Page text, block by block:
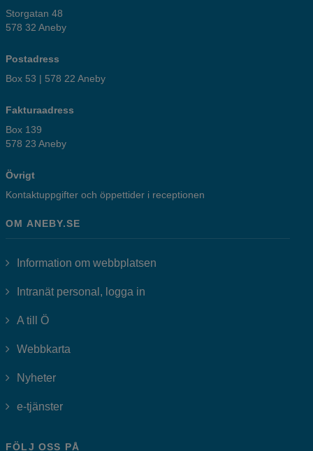
Storgatan 48
578 32 Aneby
Postadress
Box 53 | 578 22 Aneby
Fakturaadress
Box 139
578 23 Aneby
Övrigt
Kontaktuppgifter och öppettider i receptionen
OM ANEBY.SE
Information om webbplatsen
Intranät personal, logga in
A till Ö
Webbkarta
Nyheter
e-tjänsterLänk till annan webbplats, öppnas i nytt fönster.
FÖLJ OSS PÅ